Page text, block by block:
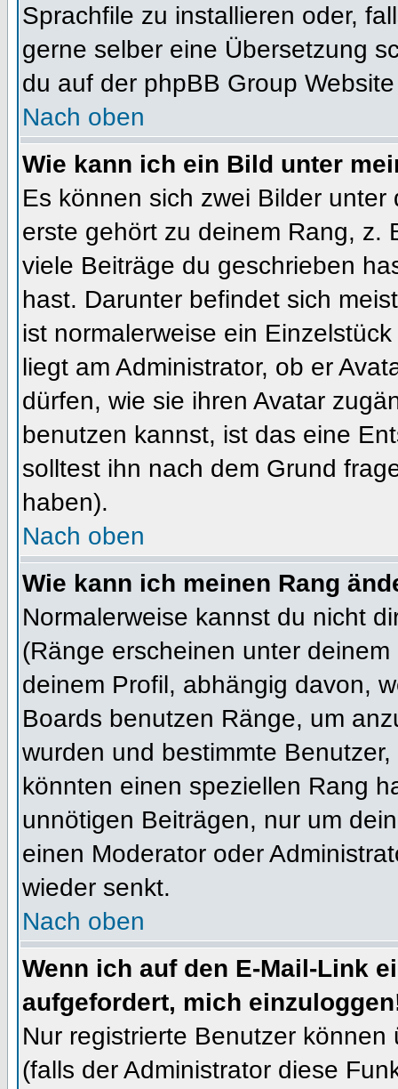
Sprachfile zu installieren oder,
gerne selber eine Übersetzung
du auf der phpBB Group
Nach oben
Wie kann ich ein Bild unter
Es können sich zwei Bilder
erste gehört zu deinem Rang, z.
viele Beiträge du geschrieben
hast. Darunter befindet sich
ist normalerweise ein
liegt am Administrator, ob er
dürfen, wie sie ihren Avatar
benutzen kannst, ist das eine
solltest ihn nach dem Grund
haben).
Nach oben
Wie kann ich meinen Rang
Normalerweise kannst du nicht
(Ränge erscheinen unter
deinem Profil, abhängig davon,
Boards benutzen Ränge, um
wurden und bestimmte
könnten einen speziellen Rang
unnötigen Beiträgen, nur um
einen Moderator oder
wieder senkt.
Nach oben
Wenn ich auf den E-Mail-Link
aufgefordert, mich
Nur registrierte Benutzer
(falls der Administrator diese